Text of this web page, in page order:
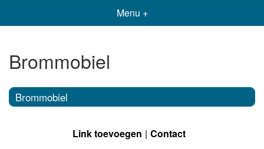
Menu +
Brommobiel
Brommobiel
Link toevoegen Contact